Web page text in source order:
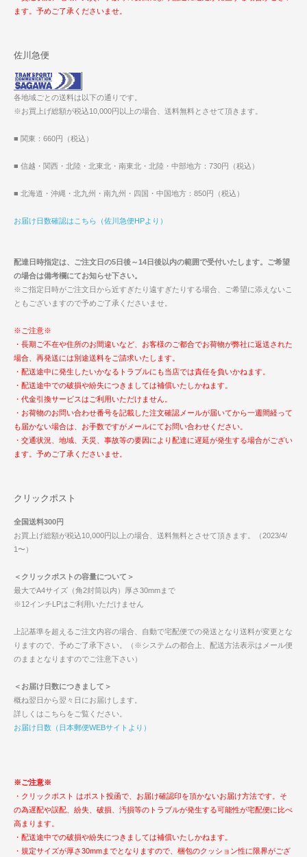
ます。予めご了承くださいませ。
佐川急便
各地域ごとの送料は以下の通りです。
※お買上げ総額が税込10,000円以上の場合、送料無料とさせて頂きます。
■ 関東：660円（税込）
■ 信越・関西・北陸・北東北・南東北・北陸・中部地方：730円（税込）
■ 北海道・沖縄・北九州・南九州・四国・中国地方：850円（税込）
お届け日数確認はこちら（佐川急便HPより）
配達日時指定は、ご注文日の5日後～14日後以内の範囲で受付いたします。ご希望
の場合は備考欄にてお知らせ下さい。
※ご指定日時がご注文日から近すぎたり遠すぎたりする場合、ご希望に添えないこ
ともございますので予めご了承くださいませ。
※ご注意※
・長期ご不在や住所のお間違いなど、お客様のご都合でお荷物が弊社に返送された
場合、再発送には別途送料をご請求いたします。
・配送途中に発生したいかなるトラブルにも当店では責任を負いかねます。
・配送途中での破損や紛失につきましては補償いたしかねます。
・代金引換サービスはご利用いただけません。
・お荷物のお問い合わせ番号を記載した注文確認メールが届いてから一週間経って
も届かない場合は、お手数ですがメールにてお問い合わせください。
・交通状況、地域、天災、事故等の要因により配達に遅延が発生する場合がござい
ます。予めご了承くださいませ。
クリックポスト
全国送料300円
お買上げ総額が税込10,000円以上の場合、送料無料とさせて頂きます。（2023/4/
1〜）
＜クリックポストの容量について＞
最大でA4サイズ（角2封筒以内）厚さ30mmまで
※12インチLPはご利用いただけません
上記基準を超えるご注文内容の場合、自動で宅配便での発送となり送料が変更とな
りますので、予めご了承下さい。（※システムの都合上、配送方法表示はメール便
のままとなりますのでご注意下さい）
＜お届け日数につきまして＞
概ね翌日から翌々日にお届けします。
詳しくはこちらをご覧ください。
お届け日数（日本郵便WEBサイトより）
※ご注意※
・クリックポスト はポスト投函で、お届け確認印を頂かないお届け方法です。そ
の為遅配や誤配、紛失、破損、汚損等のトラブルが発生する可能性が宅配便に比べ
高まります。
・配送途中での破損や紛失につきましては補償いたしかねます。
・規定サイズが厚さ30mmまでとなりますので、梱包のクッション性に限界がござ